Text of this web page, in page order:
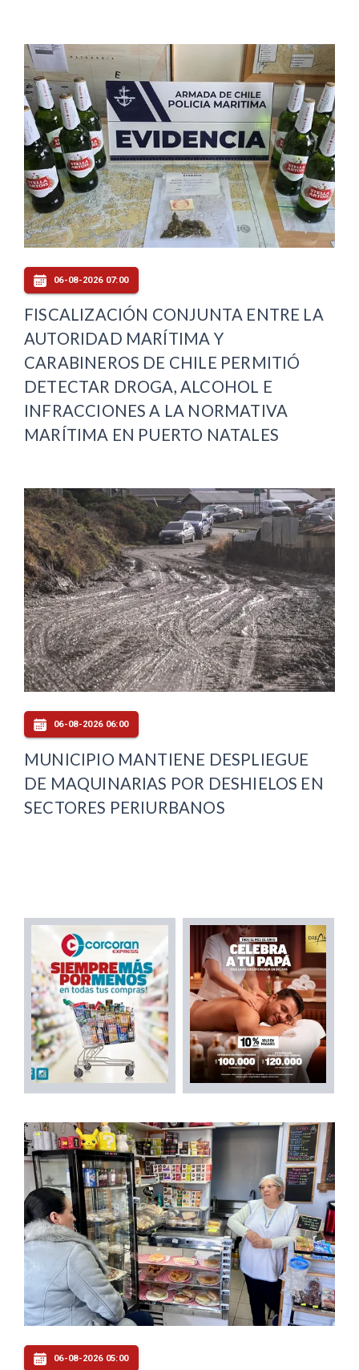
06-08-2026 07:00
FISCALIZACIÓN CONJUNTA ENTRE LA
AUTORIDAD MARÍTIMA Y
CARABINEROS DE CHILE PERMITIÓ
DETECTAR DROGA, ALCOHOL E
INFRACCIONES A LA NORMATIVA
MARÍTIMA EN PUERTO NATALES
06-08-2026 06:00
MUNICIPIO MANTIENE DESPLIEGUE
DE MAQUINARIAS POR DESHIELOS EN
SECTORES PERIURBANOS
06-08-2026 05:00